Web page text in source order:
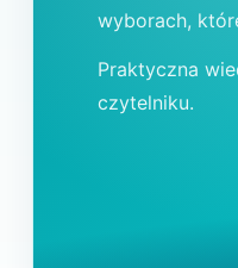
wyborach,
Praktyczna
czytelniku.